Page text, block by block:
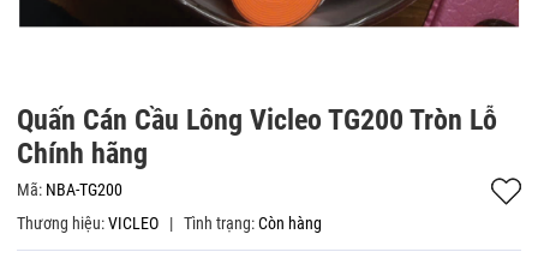
Quấn Cán Cầu Lông Vicleo TG200 Tròn Lỗ
Chính hãng
Mã: NBA-TG200
Thương hiệu:VICLEO | Tình trạng:Còn hàng